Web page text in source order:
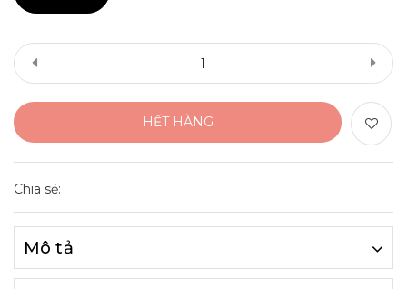
HẾT HÀNG
Chia sẻ:
Mô tả